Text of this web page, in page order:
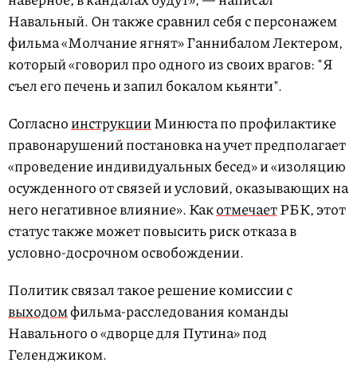
Навальный. Он также сравнил себя с персонажем
фильма «Молчание ягнят» Ганнибалом Лектером,
который «говорил про одного из своих врагов: "Я
съел его печень и запил бокалом кьянти".
СогласноинструкцииМинюста по профилактике
правонарушений постановка на учет предполагает
«проведение индивидуальных бесед» и «изоляцию
осужденного от связей и условий, оказывающих на
него негативное влияние». КакотмечаетРБК, этот
статус также может повысить риск отказа в
условно-досрочном освобождении.
Политик связал такое решение комиссии с
выходомфильма-расследования команды
Навального о «дворце для Путина» под
Геленджиком.